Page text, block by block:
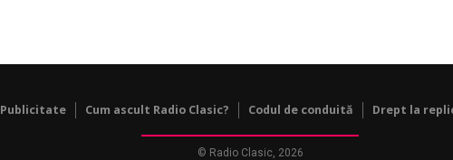
Publicitate Cum ascult Radio Clasic? Codul de conduită Drept la
© Radio Clasic, 2026